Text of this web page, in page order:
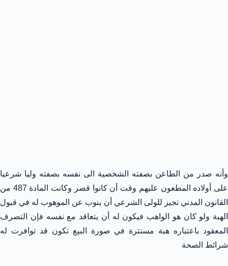
وأنه صدر من الطاعن بصفته الشخصية الى نفسه بصفته وليا شرعيا
على أولاده المطعون عليهم وقت أن كانوا قصر وكانت المادة 487 من
القانون المدني تجيز للولى الشرعي أن ينوب عن الموهوب له في قبول
الهبة ولو كان هو الواهب فيكون له أن يتعاقد مع نفسه فإن التصرف
المعقود باعتباره هبة مستترة في صورة البيع تكون قد توافرت له
شرائط الصحة